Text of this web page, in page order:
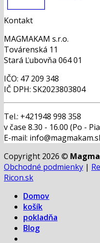
Kontakt
MAGMAKAM s.r.o.
Továrenská 11
Stará Ľubovňa 064 01
IČO: 47 209 348
IČ DPH: SK2023803804
Tel.: +421948 998 358
v čase 8.30 - 16.00 (Po -
E-mail:
Copyright 2026 ©
Obchodné podmienky |
Ricon.sk
Domov
košík
pokladňa
Blog